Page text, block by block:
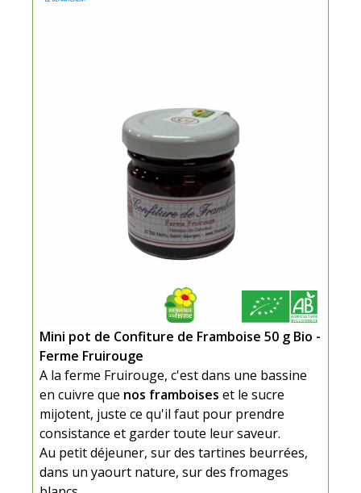
Mini pot de Confiture de Framboise 50 g Bio -
Ferme Fruirouge
A la ferme Fruirouge, c'est dans une bassine
en cuivre que nos framboises et le sucre
mijotent, juste ce qu'il faut pour prendre
consistance et garder toute leur saveur.
Au petit déjeuner, sur des tartines beurrées,
dans un yaourt nature, sur des fromages